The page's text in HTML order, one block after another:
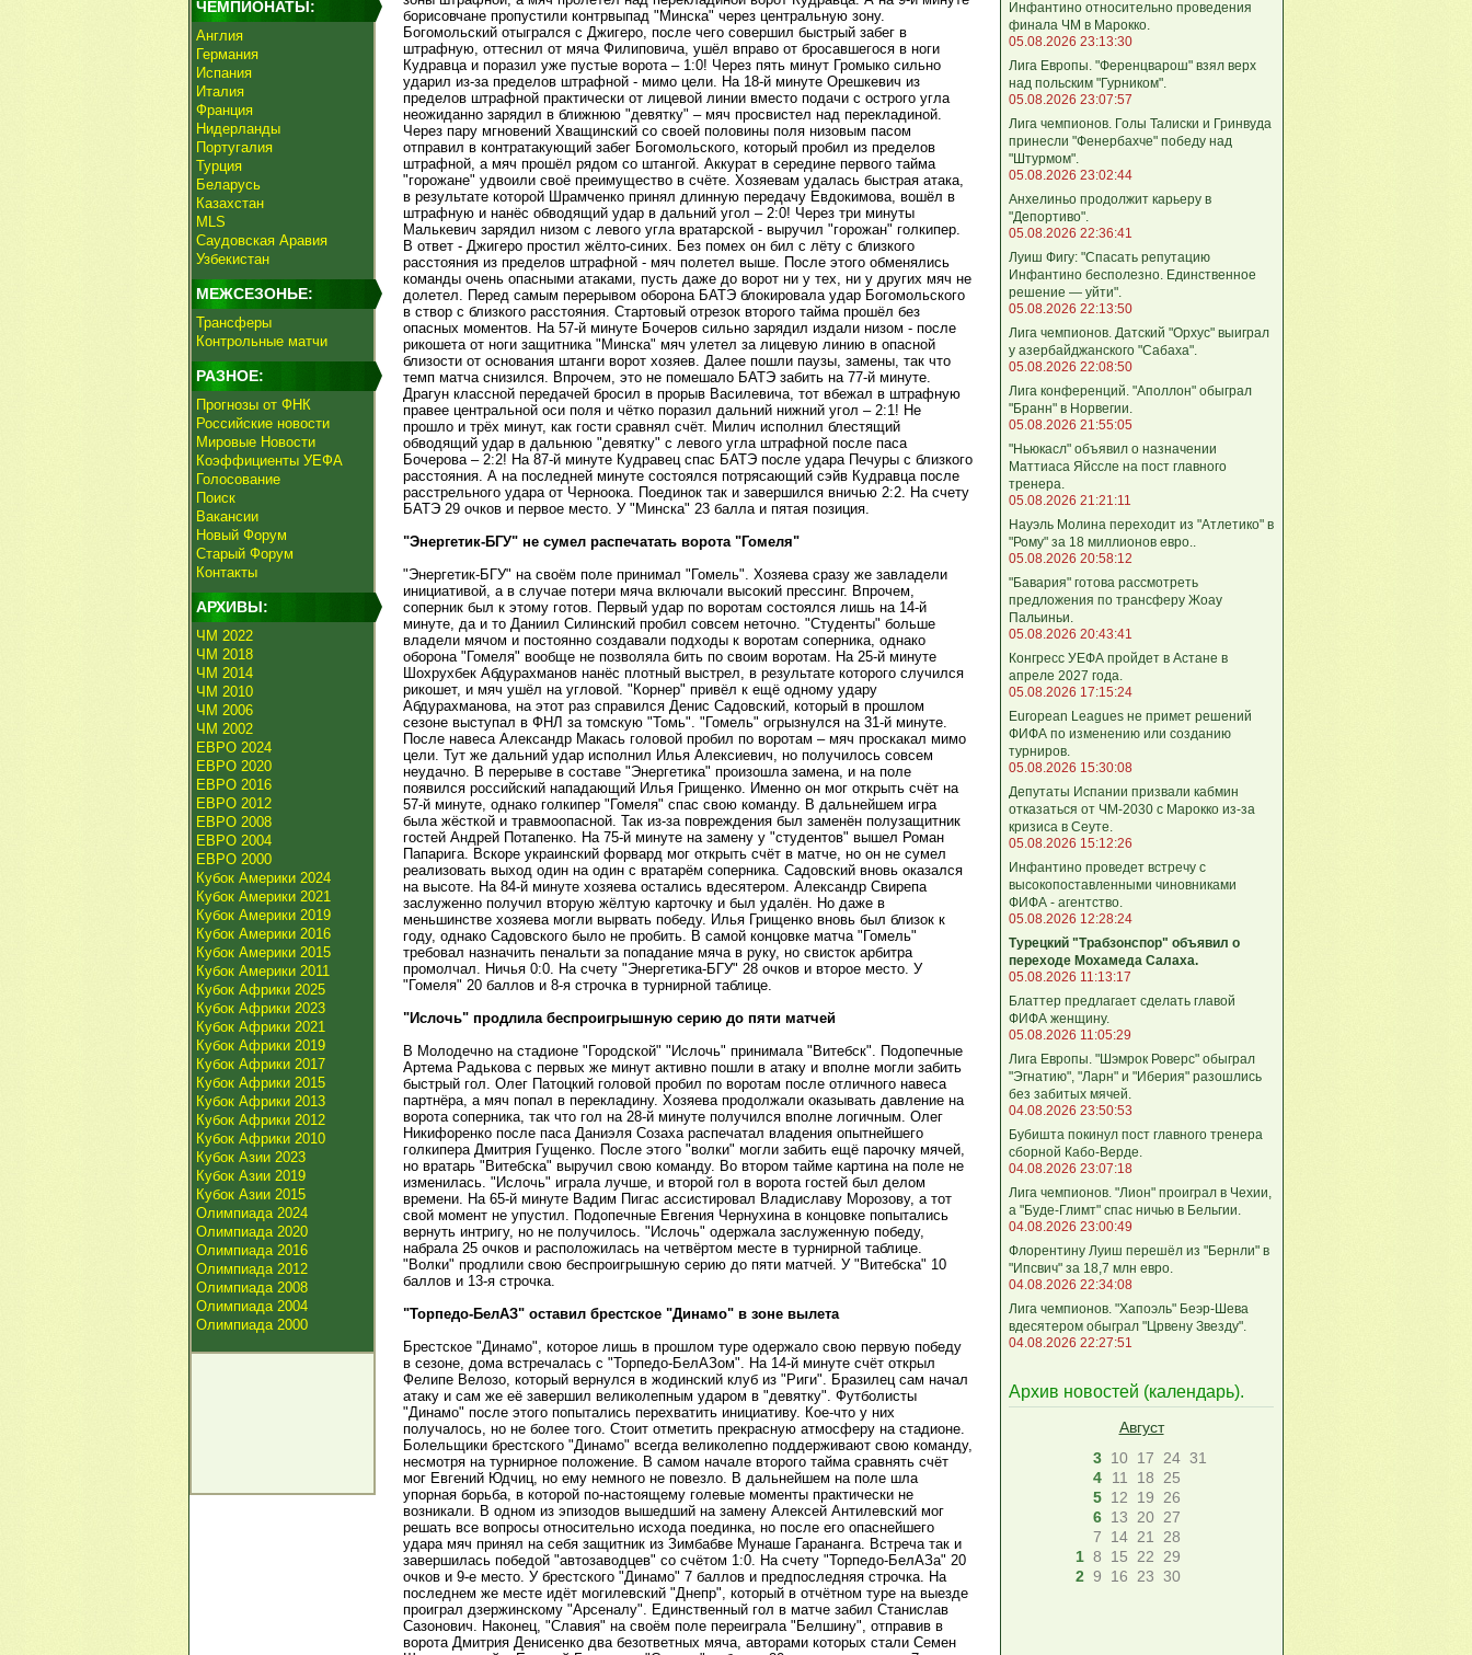
ЧЕМПИОНАТЫ:
Англия
Германия
Испания
Италия
Франция
Нидерланды
Португалия
Турция
Беларусь
Казахстан
MLS
Саудовская Аравия
Узбекистан
МЕЖСЕЗОНЬЕ:
Трансферы
Контрольные матчи
РАЗНОЕ:
Прогнозы от ФНК
Российские новости
Мировые Новости
Коэффициенты УЕФА
Голосование
Поиск
Вакансии
Новый Форум
Старый Форум
Контакты
АРХИВЫ:
ЧМ 2022
ЧМ 2018
ЧМ 2014
ЧМ 2010
ЧМ 2006
ЧМ 2002
ЕВРО 2024
ЕВРО 2020
ЕВРО 2016
ЕВРО 2012
ЕВРО 2008
ЕВРО 2004
ЕВРО 2000
Кубок Америки 2024
Кубок Америки 2021
Кубок Америки 2019
Кубок Америки 2016
Кубок Америки 2015
Кубок Америки 2011
Кубок Африки 2025
Кубок Африки 2023
Кубок Африки 2021
Кубок Африки 2019
Кубок Африки 2017
Кубок Африки 2015
Кубок Африки 2013
Кубок Африки 2012
Кубок Африки 2010
Кубок Азии 2023
Кубок Азии 2019
Кубок Азии 2015
Олимпиада 2024
Олимпиада 2020
Олимпиада 2016
Олимпиада 2012
Олимпиада 2008
Олимпиада 2004
Олимпиада 2000
борисовчане пропустили контрвыпад "Минска" через центральную зону.
Богомольский отыгрался с Джигеро, после чего совершил быстрый забег в
штрафную, оттеснил от мяча Филиповича, ушёл вправо от бросавшегося в ноги
Кудравца и поразил уже пустые ворота – 1:0! Через пять минут Громыко сильно
ударил из-за пределов штрафной - мимо цели. На 18-й минуте Орешкевич из
пределов штрафной практически от лицевой линии вместо подачи с острого угла
неожиданно зарядил в ближнюю "девятку" – мяч просвистел над перекладиной.
Через пару мгновений Хващинский со своей половины поля низовым пасом
отправил в контратакующий забег Богомольского, который пробил из пределов
штрафной, а мяч прошёл рядом со штангой. Аккурат в середине первого тайма
"горожане" удвоили своё преимущество в счёте. Хозяевам удалась быстрая атака,
в результате которой Шрамченко принял длинную передачу Евдокимова, вошёл в
штрафную и нанёс обводящий удар в дальний угол – 2:0! Через три минуты
Малькевич зарядил низом с левого угла вратарской - выручил "горожан" голкипер.
В ответ - Джигеро простил жёлто-синих. Без помех он бил с лёту с близкого
расстояния из пределов штрафной - мяч полетел выше. После этого обменялись
команды очень опасными атаками, пусть даже до ворот ни у тех, ни у других мяч не
долетел. Перед самым перерывом оборона БАТЭ блокировала удар Богомольского
в створ с близкого расстояния. Стартовый отрезок второго тайма прошёл без
опасных моментов. На 57-й минуте Бочеров сильно зарядил издали низом - после
рикошета от ноги защитника "Минска" мяч улетел за лицевую линию в опасной
близости от основания штанги ворот хозяев. Далее пошли паузы, замены, так что
темп матча снизился. Впрочем, это не помешало БАТЭ забить на 77-й минуте.
Драгун классной передачей бросил в прорыв Василевича, тот вбежал в штрафную
правее центральной оси поля и чётко поразил дальний нижний угол – 2:1! Не
прошло и трёх минут, как гости сравнял счёт. Милич исполнил блестящий
обводящий удар в дальнюю "девятку" с левого угла штрафной после паса
Бочерова – 2:2! На 87-й минуте Кудравец спас БАТЭ после удара Печуры с близкого
расстояния. А на последней минуте состоялся потрясающий сэйв Кудравца после
расстрельного удара от Черноока. Поединок так и завершился вничью 2:2. На счету
БАТЭ 29 очков и первое место. У "Минска" 23 балла и пятая позиция.
"Энергетик-БГУ" не сумел распечатать ворота "Гомеля"
"Энергетик-БГУ" на своём поле принимал "Гомель". Хозяева сразу же завладели
инициативой, а в случае потери мяча включали высокий прессинг. Впрочем,
соперник был к этому готов. Первый удар по воротам состоялся лишь на 14-й
минуте, да и то Даниил Силинский пробил совсем неточно. "Студенты" больше
владели мячом и постоянно создавали подходы к воротам соперника, однако
оборона "Гомеля" вообще не позволяла бить по своим воротам. На 25-й минуте
Шохрухбек Абдурахманов нанёс плотный выстрел, в результате которого случился
рикошет, и мяч ушёл на угловой. "Корнер" привёл к ещё одному удару
Абдурахманова, на этот раз справился Денис Садовский, который в прошлом
сезоне выступал в ФНЛ за томскую "Томь". "Гомель" огрызнулся на 31-й минуте.
После навеса Александр Макась головой пробил по воротам – мяч проскакал мимо
цели. Тут же дальний удар исполнил Илья Алексиевич, но получилось совсем
неудачно. В перерыве в составе "Энергетика" произошла замена, и на поле
появился российский нападающий Илья Грищенко. Именно он мог открыть счёт на
57-й минуте, однако голкипер "Гомеля" спас свою команду. В дальнейшем игра
была жёсткой и травмоопасной. Так из-за повреждения был заменён полузащитник
гостей Андрей Потапенко. На 75-й минуте на замену у "студентов" вышел Роман
Папарига. Вскоре украинский форвард мог открыть счёт в матче, но он не сумел
реализовать выход один на один с вратарём соперника. Садовский вновь оказался
на высоте. На 84-й минуте хозяева остались вдесятером. Александр Свирепа
заслуженно получил вторую жёлтую карточку и был удалён. Но даже в
меньшинстве хозяева могли вырвать победу. Илья Грищенко вновь был близок к
году, однако Садовского было не пробить. В самой концовке матча "Гомель"
требовал назначить пенальти за попадание мяча в руку, но свисток арбитра
промолчал. Ничья 0:0. На счету "Энергетика-БГУ" 28 очков и второе место. У
"Гомеля" 20 баллов и 8-я строчка в турнирной таблице.
"Ислочь" продлила беспроигрышную серию до пяти матчей
В Молодечно на стадионе "Городской" "Ислочь" принимала "Витебск". Подопечные
Артема Радькова с первых же минут активно пошли в атаку и вполне могли забить
быстрый гол. Олег Патоцкий головой пробил по воротам после отличного навеса
партнёра, а мяч попал в перекладину. Хозяева продолжали оказывать давление на
ворота соперника, так что гол на 28-й минуте получился вполне логичным. Олег
Никифоренко после паса Даниэля Созаха распечатал владения опытнейшего
голкипера Дмитрия Гущенко. После этого "волки" могли забить ещё парочку мячей,
но вратарь "Витебска" выручил свою команду. Во втором тайме картина на поле не
изменилась. "Ислочь" играла лучше, и второй гол в ворота гостей был делом
времени. На 65-й минуте Вадим Пигас ассистировал Владиславу Морозову, а тот
свой момент не упустил. Подопечные Евгения Чернухина в концовке попытались
вернуть интригу, но не получилось. "Ислочь" одержала заслуженную победу,
набрала 25 очков и расположилась на четвёртом месте в турнирной таблице.
"Волки" продлили свою беспроигрышную серию до пяти матчей. У "Витебска" 10
баллов и 13-я строчка.
"Торпедо-БелАЗ" оставил брестское "Динамо" в зоне вылета
Брестское "Динамо", которое лишь в прошлом туре одержало свою первую победу
в сезоне, дома встречалась с "Торпедо-БелАЗом". На 14-й минуте счёт открыл
Фелипе Велозо, который вернулся в жодинский клуб из "Риги". Бразилец сам начал
атаку и сам же её завершил великолепным ударом в "девятку". Футболисты
"Динамо" после этого попытались перехватить инициативу. Кое-что у них
получалось, но не более того. Стоит отметить прекрасную атмосферу на стадионе.
Болельщики брестского "Динамо" всегда великолепно поддерживают свою команду,
несмотря на турнирное положение. В самом начале второго тайма сравнять счёт
мог Евгений Юдчиц, но ему немного не повезло. В дальнейшем на поле шла
упорная борьба, в которой по-настоящему голевые моменты практически не
возникали. В одном из эпизодов вышедший на замену Алексей Антилевский мог
решать все вопросы относительно исхода поединка, но после его опаснейшего
удара мяч принял на себя защитник из Зимбабве Мунаше Гарананга. Встреча так и
завершилась победой "автозаводцев" со счётом 1:0. На счету "Торпедо-БелАЗа" 20
очков и 9-е место. У брестского "Динамо" 7 баллов и предпоследняя строчка. На
последнем же месте идёт могилевский "Днепр", который в отчётном туре на выезде
проиграл дзержинскому "Арсеналу". Единственный гол в матче забил Станислав
Сазонович. Наконец, "Славия" на своём поле переиграла "Белшину", отправив в
ворота Дмитрия Денисенко два безответных мяча, авторами которых стали Семен
Инфантино относительно проведения
финала ЧМ в Марокко.
05.08.2026 23:13:30
Лига Европы. "Ференцварош" взял верх
над польским "Гурником".
05.08.2026 23:07:57
Лига чемпионов. Голы Талиски и Гринвуда
принесли "Фенербахче" победу над
"Штурмом".
05.08.2026 23:02:44
Анхелиньо продолжит карьеру в
"Депортиво".
05.08.2026 22:36:41
Луиш Фигу: "Спасать репутацию
Инфантино бесполезно. Единственное
решение — уйти".
05.08.2026 22:13:50
Лига чемпионов. Датский "Орхус" выиграл
у азербайджанского "Сабаха".
05.08.2026 22:08:50
Лига конференций. "Аполлон" обыграл
"Бранн" в Норвегии.
05.08.2026 21:55:05
"Ньюкасл" объявил о назначении
Маттиаса Яйссле на пост главного
тренера.
05.08.2026 21:21:11
Науэль Молина переходит из "Атлетико" в
"Рому" за 18 миллионов евро..
05.08.2026 20:58:12
"Бавария" готова рассмотреть
предложения по трансферу Жоау
Пальиньи.
05.08.2026 20:43:41
Конгресс УЕФА пройдет в Астане в
апреле 2027 года.
05.08.2026 17:15:24
European Leagues не примет решений
ФИФА по изменению или созданию
турниров.
05.08.2026 15:30:08
Депутаты Испании призвали кабмин
отказаться от ЧМ-2030 с Марокко из-за
кризиса в Сеуте.
05.08.2026 15:12:26
Инфантино проведет встречу с
высокопоставленными чиновниками
ФИФА - агентство.
05.08.2026 12:28:24
Турецкий "Трабзонспор" объявил о
переходе Мохамеда Салаха.
05.08.2026 11:13:17
Блаттер предлагает сделать главой
ФИФА женщину.
05.08.2026 11:05:29
Лига Европы. "Шэмрок Роверс" обыграл
"Эгнатию", "Ларн" и "Иберия" разошлись
без забитых мячей.
04.08.2026 23:50:53
Бубишта покинул пост главного тренера
сборной Кабо-Верде.
04.08.2026 23:07:18
Лига чемпионов. "Лион" проиграл в Чехии,
а "Буде-Глимт" спас ничью в Бельгии.
04.08.2026 23:00:49
Флорентину Луиш перешёл из "Бернли" в
"Ипсвич" за 18,7 млн евро.
04.08.2026 22:34:08
Лига чемпионов. "Хапоэль" Беэр-Шева
вдесятером обыграл "Црвену Звезду".
04.08.2026 22:27:51
Архив новостей (календарь).
Август
3 10 17 24 31
4
11 18
25
5 12 19
26
6 13 20 27
7
14 21
28
1 8 15 22
29
2 9 16 23 30